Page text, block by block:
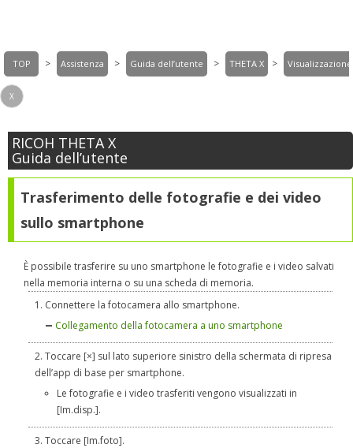
TOP > Assistenza > Guida dell’utente > THETA X >
X
RICOH THETA X
Guida dell’utente
Trasferimento delle fotografie e dei video
sullo smartphone
È possibile trasferire su uno smartphone le fotografie e i video salvati
nella memoria interna o su una scheda di memoria.
Connettere la fotocamera allo smartphone.
Collegamento della fotocamera a uno smartphone
Toccare [×] sul lato superiore sinistro della schermata di ripresa
dell’app di base per smartphone.
Le fotografie e i video trasferiti vengono visualizzati in
[Im.disp.].
Toccare [Im.foto].